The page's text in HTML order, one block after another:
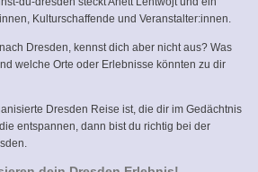
Kulturschaffende und Veranstalter:innen.
Dresden, kennst dich aber nicht aus? Was
welche Orte oder Erlebnisse könnten zu dir
Dresden Reise ist, die dir im Gedächtnis
entspannen, dann bist du richtig bei der